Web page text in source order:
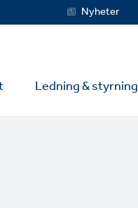
Service
MenuNyheter
Ledning & styrning